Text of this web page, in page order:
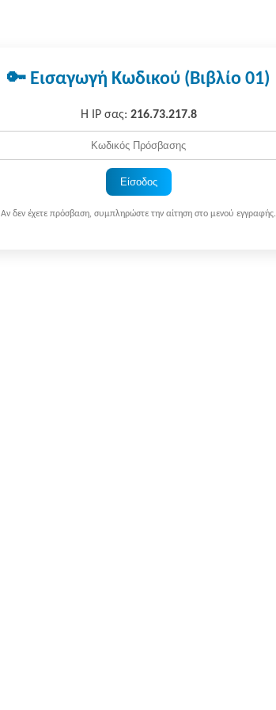
🔑 Εισαγωγή Κωδικού (Βιβλίο 01)
Η IP σας: 216.73.217.8
Είσοδος
Αν δεν έχετε πρόσβαση, συμπληρώστε την αίτηση στο μενού εγγραφής.